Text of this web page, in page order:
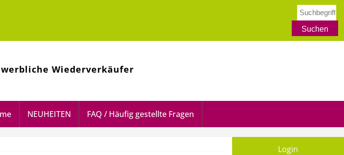
Wiederverkäufer
NEUHEITEN FAQ / Häufig gestellte Fragen
Login